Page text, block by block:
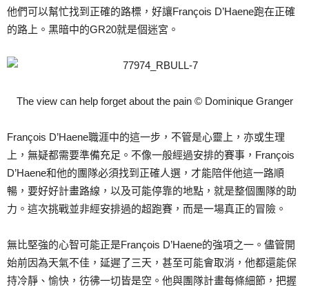
他們可以幫忙找到正確的路標，好讓François D’Haene跑在正確
的路上。黑暗中的GR20就是個迷宮。
The view can help forget about the pain © Dominique Granger
François D’Haene職涯中的這一步，不管是心靈上，亦或生理
上，無疑都需要準備充足。不像一般經過安排的賽事，François
D’Haene和他的團隊必須找到正確人選，才能陪伴他這一路順
暢，要好好計畫路線，以及可能停靠的地點，就是整個團隊的助
力。這次挑戰並非經安排過的超跑賽，而是一場真正的冒險。
無比堅強的心智可能正是François D’Haene的強項之一。儘管開
始前因為天氣不佳，延遲了三天，甚至可能會取消，他都還能保
持冷靜、愉快，彷彿一切皆是空。他與團隊計畫每條細節，把握